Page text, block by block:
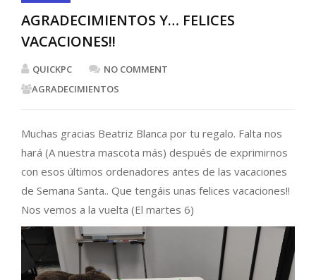
AGRADECIMIENTOS Y… FELICES
VACACIONES!!
QUICKPC
NO COMMENT
AGRADECIMIENTOS
Muchas gracias Beatriz Blanca por tu regalo. Falta nos
hará (A nuestra mascota más) después de exprimirnos
con esos últimos ordenadores antes de las vacaciones
de Semana Santa.. Que tengáis unas felices vacaciones!!
Nos vemos a la vuelta (El martes 6)